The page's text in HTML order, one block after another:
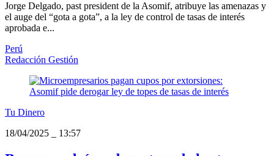
Jorge Delgado, past president de la Asomif, atribuye las amenazas y
el auge del “gota a gota”, a la ley de control de tasas de interés
aprobada e...
Perú
Redacción Gestión
Tu Dinero
18/04/2025
13:57